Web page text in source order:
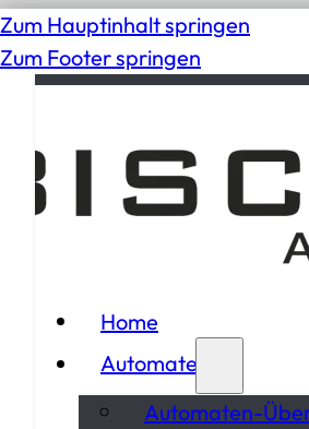
Zum Hauptinhalt springen
Zum Footer springen
Home
Automaten
Automaten-